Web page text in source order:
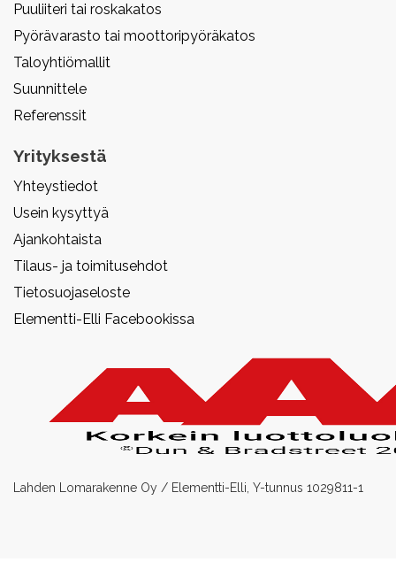
Puuliiteri tai roskakatos
Pyörävarasto tai moottoripyöräkatos
Taloyhtiömallit
Suunnittele
Referenssit
Yrityksestä
Yhteystiedot
Usein kysyttyä
Ajankohtaista
Tilaus- ja toimitusehdot
Tietosuojaseloste
Elementti-Elli Facebookissa
Lahden Lomarakenne Oy / Elementti-Elli, Y-tunnus 1029811-1